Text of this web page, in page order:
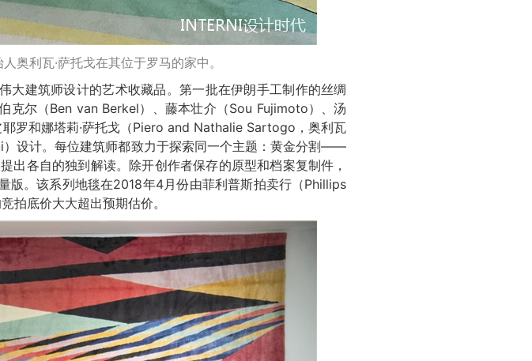
奥利瓦·萨托戈在其位于罗马的家中。
大建筑师设计的艺术收藏品。第一批在伊朗手工制作的丝绸
克尔（Ben van Berkel）、藤本壮介（Sou Fujimoto）、汤
罗和娜塔莉·萨托戈（Piero and Nathalie Sartogo，奥利瓦
设计。每位建筑师都致力于探索同一个主题：黄金分割——
出各自的独到解读。除开创作者保存的原型和档案复制件，
版。该系列地毯在2018年4月份由菲利普斯拍卖行（Phillips
拍底价大大超出预期估价。